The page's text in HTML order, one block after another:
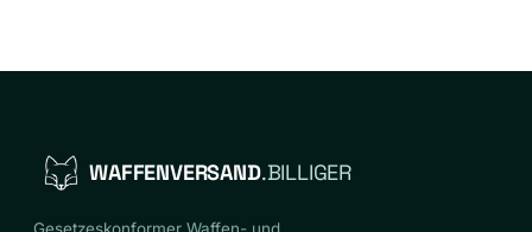
WAFFENVERSAND.BILLIGER